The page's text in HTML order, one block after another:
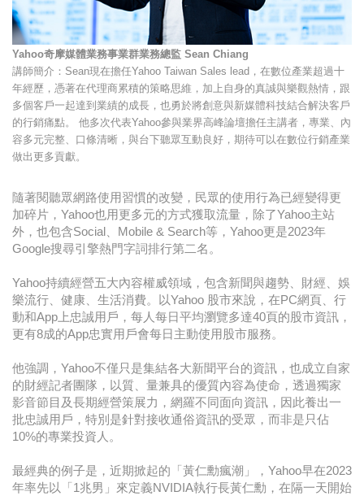
Yahoo奇摩媒體業務事業群業務總監 Sean Chiang
講師簡介：Sean現在擔任Yahoo Taiwan Sales lead，在數位產業超過十
年經歷，憑著在代理商累積的策略思維，加上自身的真誠與樂觀熱情，跟
多個客戶一起達到業績的成長，也勇於將創意與新媒體科技結合解決客戶
的行銷痛點。 他多次代表Yahoo參與業界高峰論壇擔任主講者，專業、內
容多元完整、口條清晰，與台下聽眾互動良好，期待可以在數位行銷產業
做出更多貢獻。
隨著閱聽眾網路使用習慣的改變，民眾的使用行為已經變得更
加碎片，Yahoo也用更多元的方式獲取流量，除了Yahoo主站
外，也包含Social、Mobile & Search等，Yahoo更是2023年
Google搜尋引擎熱門字詞排行第二名。
Yahoo持續經營五大內容權威領域，包含新聞與趨勢、財經、娛
樂流行、健康、生活消費。以Yahoo 股市來說，在PC網頁、行
動和App上忠誠用戶，每人每日平均瀏覽多達40頁的股市資訊，
更有8成的App忠實用戶會每日主動使用股市服務。
他強調，Yahoo不僅只是集結各大新聞平台的資訊，也成立自家
的財經記者團隊，以質、量兼具的優質內容為使命，透過獨家
影音節目及長期經營策展力，網羅不同面向資訊，因此養出一
批忠誠用戶，特別是針對接收通俗資訊的受眾，而非是只佔
10%的專業投資人。
最經典的例子是，近期掀起的「黃仁勳瘋潮」，Yahoo早在2023
年率先以「1兆男」來定義NVIDIA執行長黃仁勳，在隔一天開始